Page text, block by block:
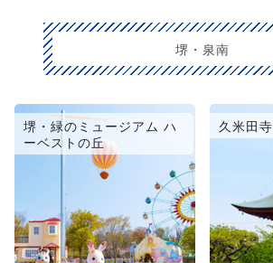
堺・泉南
堺・緑のミュージアム ハ
ーベストの丘
久米田寺